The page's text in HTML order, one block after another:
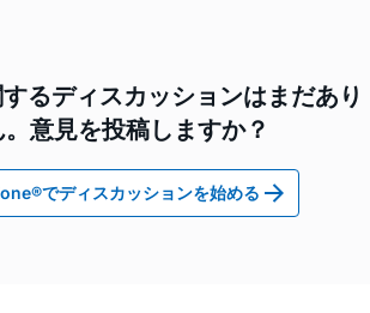
するディスカッションはまだあり
。意見を投稿しますか？
でディスカッションを始める